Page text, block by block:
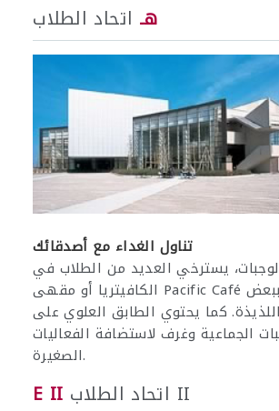
هـ اتحاد الطلاب
تناول الغداء مع أصدقائك
يسترخي العديد من الطلاب في
الكافيتريا أو مقهى Pacific Café للاستمتاع ببعض
كما يحتوي الطابق العلوي على
الجماعية وغرف لاستضافة الفعاليات
الصغيرة.
E II اتحاد الطلاب II